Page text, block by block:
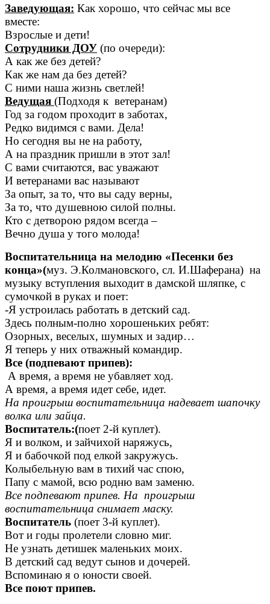
Заведующая: Как хорошо, что сейчас мы все
вместе:
Взрослые и дети!
Сотрудники ДОУ (по очереди):
А как же без детей?
Как же нам да без детей?
С ними наша жизнь светлей!
Ведущая (Подходя к ветеранам)
Год за годом проходит в заботах,
Редко видимся с вами. Дела!
Но сегодня вы не на работу,
А на праздник пришли в этот зал!
С вами считаются, вас уважают
И ветеранами вас называют
За опыт, за то, что вы саду верны,
За то, что душевною силой полны.
Кто с детворою рядом всегда –
Вечно душа у того молода!
Воспитательница на мелодию «Песенки без
конца»(муз. Э.Колмановского, сл. И.Шаферана) на
музыку вступления выходит в дамской шляпке, с
сумочкой в руках и поет:
-Я устроилась работать в детский сад.
Здесь полным-полно хорошеньких ребят:
Озорных, веселых, шумных и задир…
Я теперь у них отважный командир.
Все (подпевают припев):
А время, а время не убавляет ход.
А время, а время идет себе, идет.
На проигрыш воспитательница надевает шапочку
волка или зайца.
Воспитатель:(поет 2-й куплет).
Я и волком, и зайчихой наряжусь,
Я и бабочкой под елкой закружусь.
Колыбельную вам в тихий час спою,
Папу с мамой, всю родню вам заменю.
Все подпевают припев. На проигрыш
воспитательница снимает маску.
Воспитатель (поет 3-й куплет).
Вот и годы пролетели словно миг.
Не узнать детишек маленьких моих.
В детский сад ведут сынов и дочерей.
Вспоминаю я о юности своей.
Все поют припев.